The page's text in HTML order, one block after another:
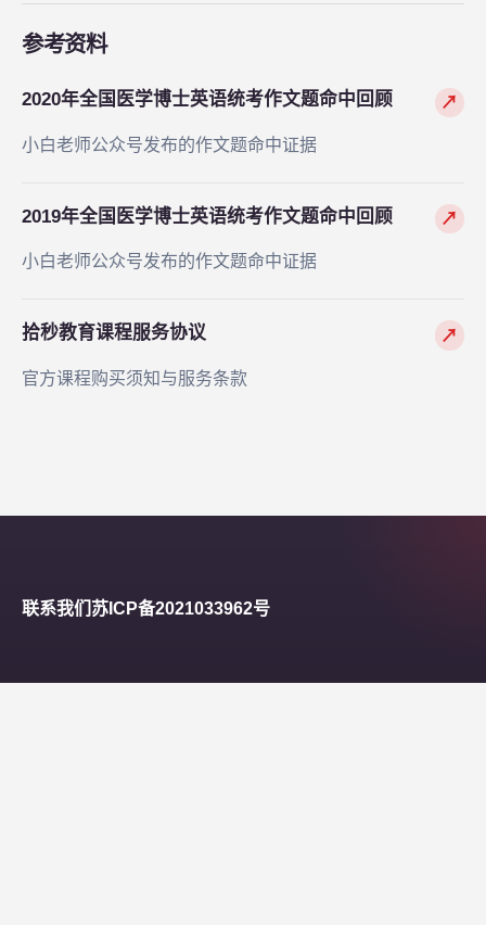
参考资料
2020年全国医学博士英语统考作文题命中回顾 ↗
小白老师公众号发布的作文题命中证据
2019年全国医学博士英语统考作文题命中回顾 ↗
小白老师公众号发布的作文题命中证据
拾秒教育课程服务协议 ↗
官方课程购买须知与服务条款
联系我们 苏ICP备2021033962号